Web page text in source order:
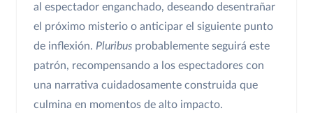
al espectador enganchado, deseando desentrañar
el próximo misterio o anticipar el siguiente punto
de inflexión. Pluribus probablemente seguirá este
patrón, recompensando a los espectadores con
una narrativa cuidadosamente construida que
culmina en momentos de alto impacto.